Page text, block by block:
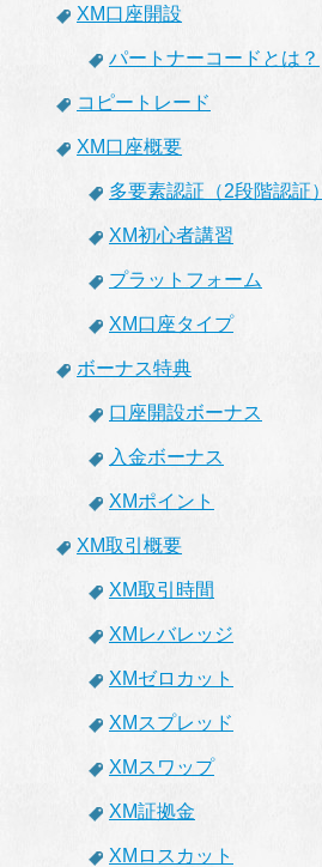
XM口座開設
パートナーコードとは？
コピートレード
XM口座概要
多要素認証（2段階認証）
XM初心者講習
プラットフォーム
XM口座タイプ
ボーナス特典
口座開設ボーナス
入金ボーナス
XMポイント
XM取引概要
XM取引時間
XMレバレッジ
XMゼロカット
XMスプレッド
XMスワップ
XM証拠金
XMロスカット